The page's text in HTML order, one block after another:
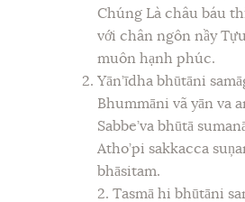
Chúng Là châu báu
với chân ngôn nầy
muôn hạnh phúc.
Yān’īdha bhūtāni
Bhummāni vã yān va
Sabbe’va bhūtā
Atho’pi sakkacca
bhāsitam.
2. Tasmā hi bhūtāni